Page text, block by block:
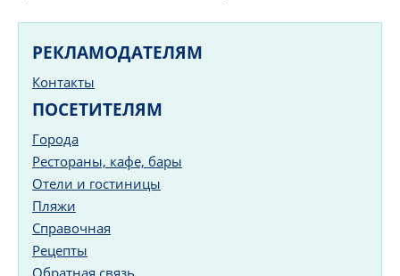
РЕКЛАМОДАТЕЛЯМ
Контакты
ПОСЕТИТЕЛЯМ
Города
Рестораны, кафе, бары
Отели и гостиницы
Пляжи
Справочная
Рецепты
Обратная связь